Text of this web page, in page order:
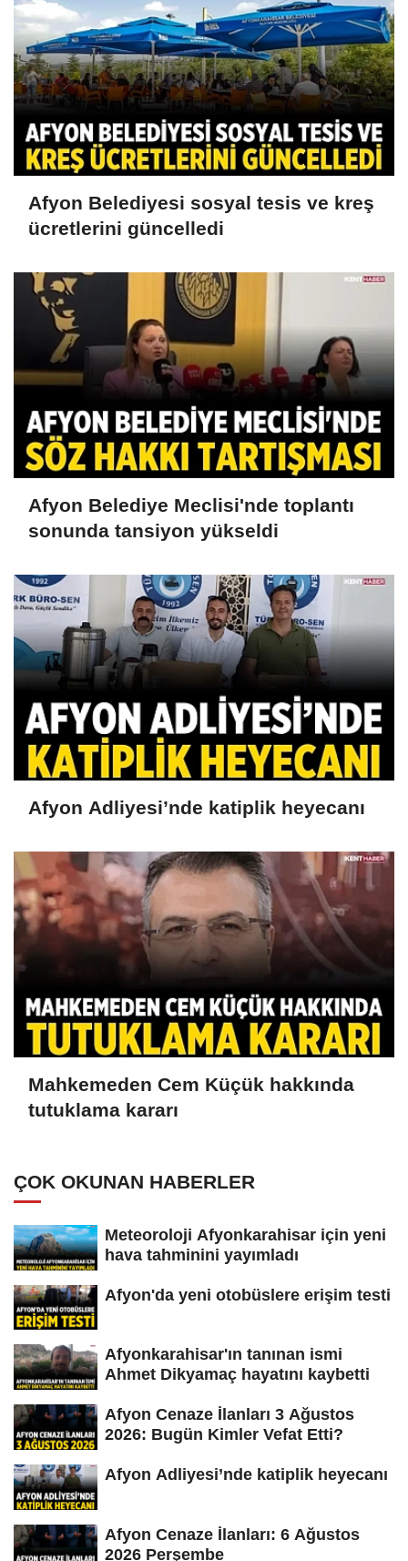
Afyon Belediyesi sosyal tesis ve kreş
ücretlerini güncelledi
Afyon Belediye Meclisi'nde toplantı
sonunda tansiyon yükseldi
Afyon Adliyesi’nde katiplik heyecanı
Mahkemeden Cem Küçük hakkında
tutuklama kararı
ÇOK OKUNAN HABERLER
Meteoroloji Afyonkarahisar için yeni
hava tahminini yayımladı
Afyon'da yeni otobüslere erişim testi
Afyonkarahisar'ın tanınan ismi
Ahmet Dikyamaç hayatını kaybetti
Afyon Cenaze İlanları 3 Ağustos
2026: Bugün Kimler Vefat Etti?
Afyon Adliyesi’nde katiplik heyecanı
Afyon Cenaze İlanları: 6 Ağustos
2026 Perşembe